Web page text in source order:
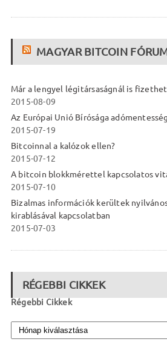
MAGYAR BITCOIN
Már a lengyel légitársaságnál is
2015-08-09
Az Európai Unió Bírósága
2015-07-19
Bitcoinnal a kalózok ellen?
2015-07-12
A bitcoin blokkmérettel kapcsolatos
2015-07-10
Bizalmas információk kerültek
kirablásával kapcsolatban
2015-07-03
RÉGEBBI CIKKEK
Régebbi Cikkek